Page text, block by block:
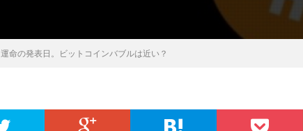
運命の発表日。ビットコインバブルは近い？